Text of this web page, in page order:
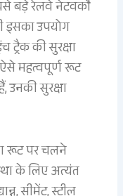
बड़े रेलवे नेटवर्कों
इसका उपयोग
ट्रैक की सुरक्षा
महत्वपूर्ण रूट
उनकी सुरक्षा
रूट पर चलने
के लिए अत्यंत